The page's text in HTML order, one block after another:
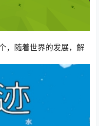
，随着世界的发展，解